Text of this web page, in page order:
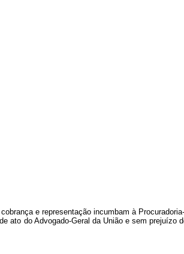
e representação incumbam à
ato do Advogado-Geral da União e sem prejuízo